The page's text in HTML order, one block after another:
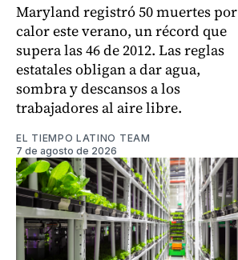
Maryland registró 50 muertes por
calor este verano, un récord que
supera las 46 de 2012. Las reglas
estatales obligan a dar agua,
sombra y descansos a los
trabajadores al aire libre.
EL TIEMPO LATINO TEAM
7 de agosto de 2026